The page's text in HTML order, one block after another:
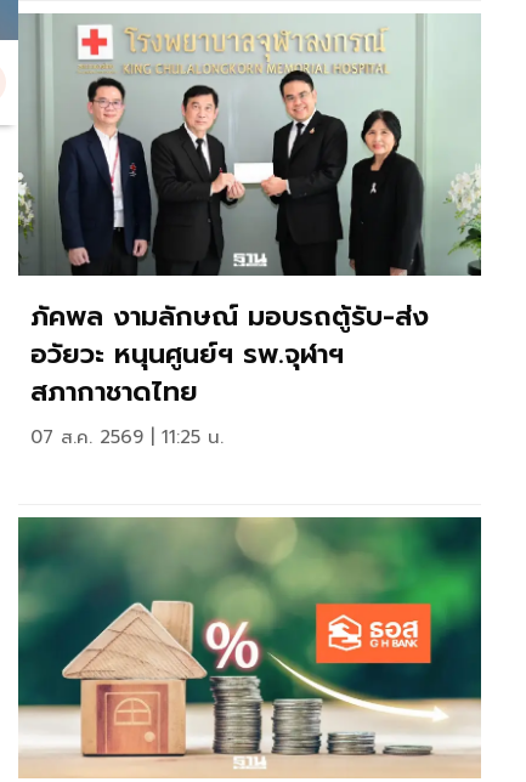
ภัคพล งามลักษณ์ มอบรถตู้รับ-ส่ง
อวัยวะ หนุนศูนย์ฯ รพ.จุฬาฯ
สภากาชาดไทย
07 ส.ค. 2569 | 11:25 น.